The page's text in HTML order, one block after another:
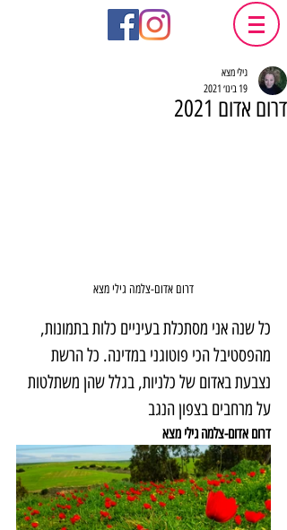
דרום אדום 2021
גילי מצא
19 בינו׳ 2021
דרום אדום-צלמה גילי מצא
כל שנה אני מסתכלת בעיניים כלות בתמונות,
מהפסטיבל הכי פוטוגני במדינה. כל הרשת
נצבעת באדום של כלניות, בגלל שהן משתלטות
על מרחבים בצפון הנגב
דרום אדום-צלמה גילי מצא